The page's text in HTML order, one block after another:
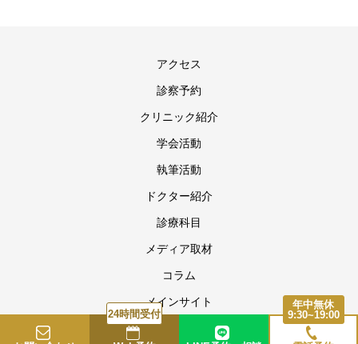
アクセス
診察予約
クリニック紹介
学会活動
執筆活動
ドクター紹介
診療科目
メディア取材
コラム
メインサイト
24時間受付
年中無休
9:30~19:00